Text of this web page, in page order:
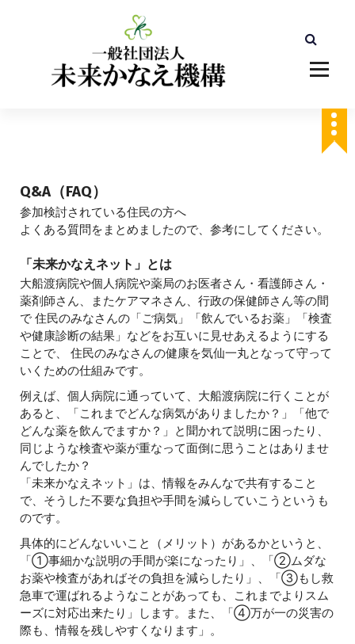
Q&A（FAQ）
参加検討されている住民の方へ
よくある質問をまとめましたので、参考にしてください。
「未来かなえネット」とは
大船渡病院や個人病院や薬局のお医者さん・看護師さん・
薬剤師さん、またケアマネさん、行政の保健師さん等の間
で 住民のみなさんの「ご病気」「飲んでいるお薬」「検査
や健康診断の結果」などをお互いに見せあえるようにする
ことで、 住民のみなさんの健康を気仙一丸となって守って
いくための仕組みです。
例えば、個人病院に通っていて、大船渡病院に行くことが
あると、「これまでどんな病気がありましたか？」「他で
どんな薬を飲んでますか？」と聞かれて説明に困ったり、
同じような検査や薬が重なって面倒に思うことはありませ
んでしたか？
「未来かなえネット」は、情報をみんなで共有すること
で、そうした不要な負担や手間を減らしていこうというも
のです。
具体的にどんないいこと（メリット）があるかというと、
「①事細かな説明の手間が楽になったり」、「②ムダな
お薬や検査があればその負担を減らしたり」、「③もし救
急車で運ばれるようなことがあっても、これまでよりスム
ーズに対応出来たり」します。また、「④万が一の災害の
際も、情報を残しやすくなります」。